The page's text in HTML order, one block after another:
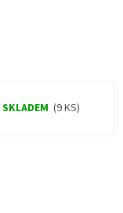
SKLADEM (9 KS)